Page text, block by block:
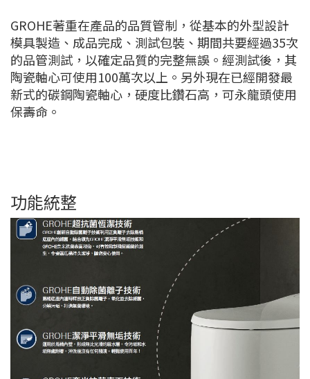
GROHE著重在產品的品質管制，從基本的外型設計
模具製造、成品完成、測試包裝、期間共要經過35次
的品管測試，以確定品質的完整無誤。經測試後，其
陶瓷軸心可使用100萬次以上。另外現在已經開發最
新式的碳鋼陶瓷軸心，硬度比鑽石高，可永龍頭使用
保壽命。
功能統整